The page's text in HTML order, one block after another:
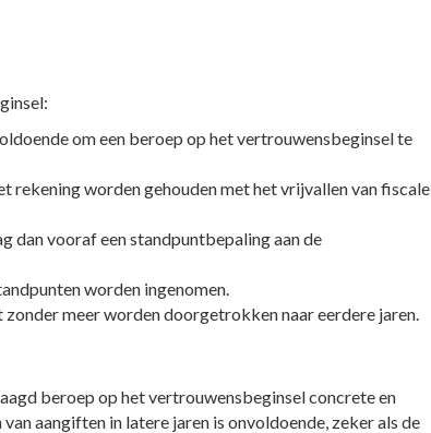
om een beroep op het vertrouwensbeginsel te
worden gehouden met het vrijvallen van fiscale
dan vooraf een standpuntbepaling aan de
worden ingenomen.
meer worden doorgetrokken naar eerdere jaren.
beroep op het vertrouwensbeginsel concrete en
aangiften in latere jaren is onvoldoende, zeker als de